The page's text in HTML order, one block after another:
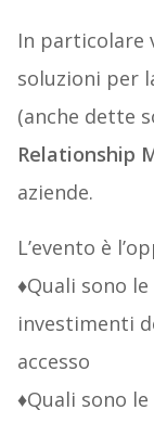
In particolare
soluzioni per
(anche dette
Relationship
aziende.
L’evento è
♦Quali sono
investimenti
accesso
♦Quali sono